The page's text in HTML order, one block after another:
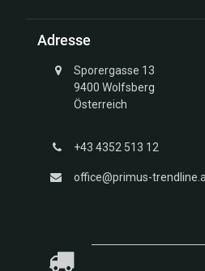
Adresse
Sporergasse 13
9400 Wolfsberg
Österreich
+43 4352 513 12
office@primus-